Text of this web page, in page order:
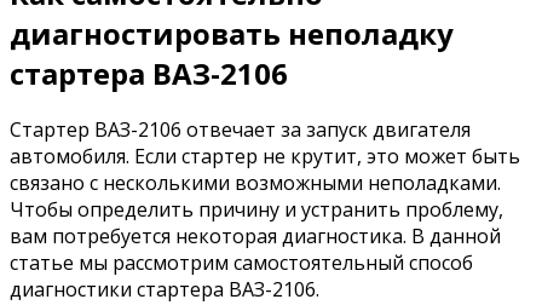
диагностировать неполадку
стартера ВАЗ-2106
Стартер ВАЗ-2106 отвечает за запуск двигателя
автомобиля. Если стартер не крутит, это может быть
связано с несколькими возможными неполадками.
Чтобы определить причину и устранить проблему,
вам потребуется некоторая диагностика. В данной
статье мы рассмотрим самостоятельный способ
диагностики стартера ВАЗ-2106.